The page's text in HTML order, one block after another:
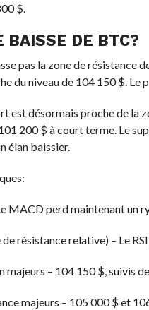
$.
BAISSE DE BTC?
pas la zone de résistance
du niveau de 104 150 $.
est désormais proche de la
200 $ à court terme. Le
élan baissier.
MACD perd maintenant un
résistance relative) – Le
majeurs – 104 150 $, suivis
majeurs – 105 000 $ et